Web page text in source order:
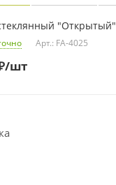
"Открытый"
Арт.: FA-4025
/шт